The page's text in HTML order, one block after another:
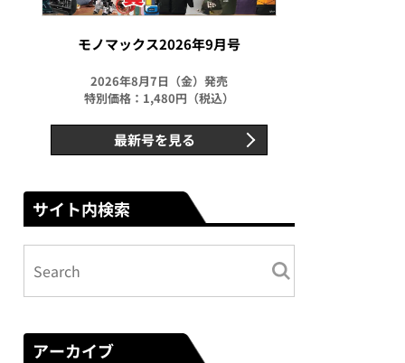
モノマックス2026年9月号
2026年8月7日（金）発売
特別価格：1,480円（税込）
最新号を見る
サイト内検索
アーカイブ